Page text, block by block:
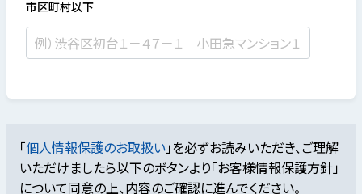
市区町村以下
「個人情報保護のお取扱い」を必ずお読みいただき、ご理解
いただけましたら以下のボタンより「お客様情報保護方針」
について同意の上、内容のご確認に進んでください。